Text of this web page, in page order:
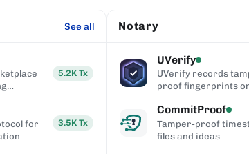
See all
5.2K Tx
for
3.5K Tx
Notary
UVerify
UVerify records
proof fingerprints
CommitProof
Tamper-proof
files and ideas